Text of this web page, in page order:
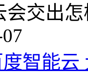
会交出
智能云